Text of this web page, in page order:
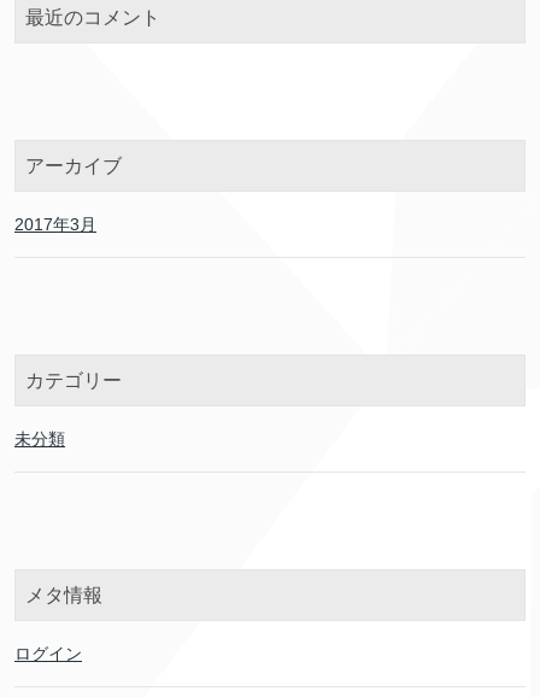
最近のコメント
アーカイブ
2017年3月
カテゴリー
未分類
メタ情報
ログイン